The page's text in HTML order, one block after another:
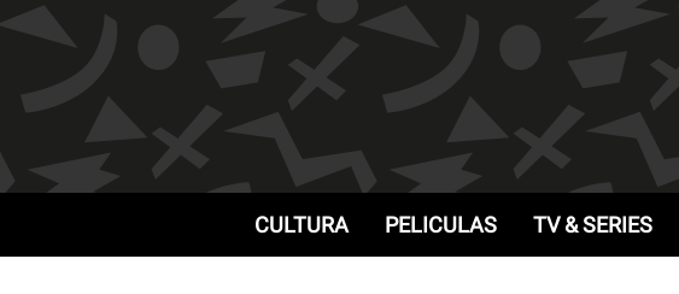
CULTURA PELICULAS TV & SERIES